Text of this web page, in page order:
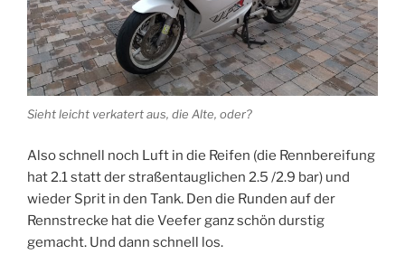
Sieht leicht verkatert aus, die Alte, oder?
Also schnell noch Luft in die Reifen (die Rennbereifung
hat 2.1 statt der straßentauglichen 2.5 /2.9 bar) und
wieder Sprit in den Tank. Den die Runden auf der
Rennstrecke hat die Veefer ganz schön durstig
gemacht. Und dann schnell los.